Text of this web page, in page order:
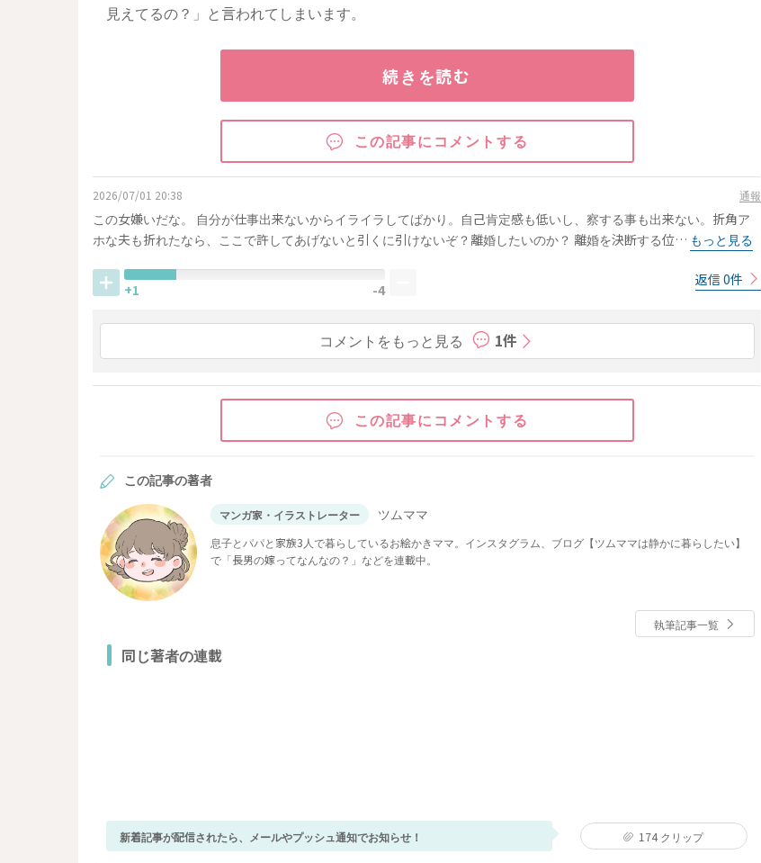
見えてるの？」と言われてしまいます。
続きを読む
この記事にコメントする
2026/07/01 20:38 通報
この女嫌いだな。 自分が仕事出来ないからイライラしてばかり。自己肯定感も低いし、察する事も出来ない。折角ア
ホな夫も折れたなら、ここで許してあげないと引くに引けないぞ？離婚したいのか？ 離婚を決断する位… もっと見る
+1 -4
返信 0件
コメントをもっと見る 1件
この記事にコメントする
この記事の著者
マンガ家・イラストレーター ツムママ
息子とパパと家族3人で暮らしているお絵かきママ。インスタグラム、ブログ【ツムママは静かに暮らしたい】
で「長男の嫁ってなんなの？」などを連載中。
執筆記事一覧
同じ著者の連載
新着記事が配信されたら、メールやプッシュ通知でお知らせ！ 174 クリップ